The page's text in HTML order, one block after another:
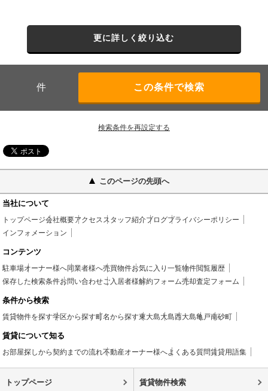
更に詳しく絞り込む
件
検索条件を再設定する
このページの先頭へ
当社について
トップページ会社概要アクセス スタッフ紹介ブログプライバシーポリシー
インフォメーション
コンテンツ
駐車場オーナー様へ同業者様へ売買物件お気に入り一覧物件閲覧履歴
保存した検索条件お問い合わせご入居者様解約フォーム売却査定フォーム
条件から検索
賃貸物件を探す学区から探す町名から探す東大島大島西大島亀戸南砂町
賃貸について知る
お部屋探しから契約までの流れ不動産オーナー様へよくある質問賃貸用語集
トップページ 賃貸物件検索